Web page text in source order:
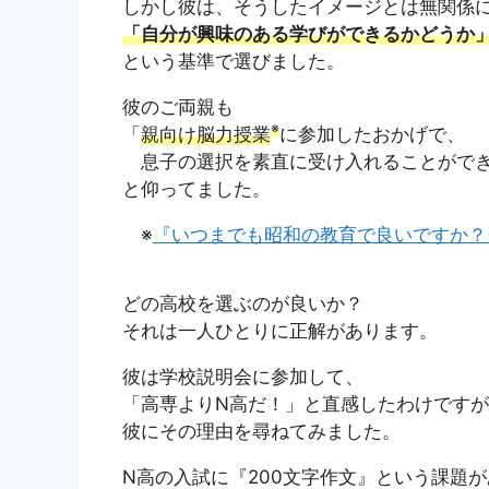
しかし彼は、そうしたイメージとは無関係
「自分が興味のある学びができるかどうか
という基準で選びました。
彼のご両親も
「 親向け脳力授業※に参加したおかげで、
息子の選択を素直に受け入れることができ
と仰ってました。
※ 『いつまでも昭和の教育で良いですか？
どの高校を選ぶのが良いか？
それは一人ひとりに正解があります。
彼は学校説明会に参加して、
「高専よりN高だ！」と直感したわけですが
彼にその理由を尋ねてみました。
N高の入試に『200文字作文』という課題が